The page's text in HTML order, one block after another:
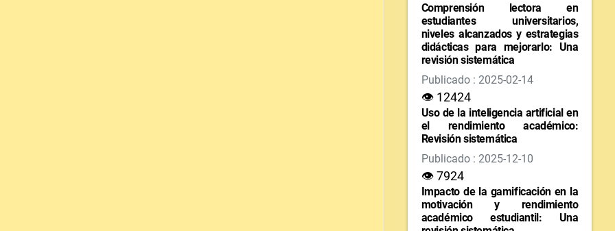
Comprensión lectora en
estudiantes universitarios,
niveles alcanzados y estrategias
didácticas para mejorarlo: Una
revisión sistemática
Publicado : 2025-02-14
👁 12424
Uso de la inteligencia artificial en
el rendimiento académico:
Revisión sistemática
Publicado : 2025-12-10
👁 7924
Impacto de la gamificación en la
motivación y rendimiento
académico estudiantil: Una